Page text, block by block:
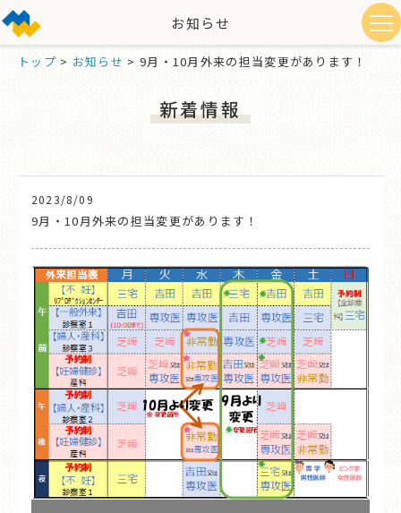
お知らせ
トップ > お知らせ > 9月・10月外来の担当変更があります！
新着情報
2023/8/09
9月・10月外来の担当変更があります！